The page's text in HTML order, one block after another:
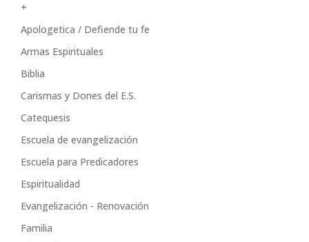
+
Apologetica / Defiende tu fe
Armas Espirituales
Biblia
Carismas y Dones del E.S.
Catequesis
Escuela de evangelización
Escuela para Predicadores
Espiritualidad
Evangelización - Renovación
Familia